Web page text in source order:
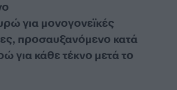
για μονογονεϊκές
προσαυξανόμενο κατά
για κάθε τέκνο μετά το